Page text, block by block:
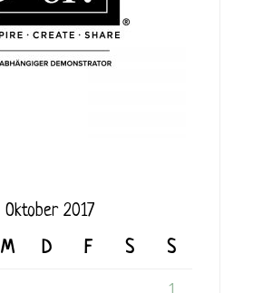
Oktober 2017
M D F S S